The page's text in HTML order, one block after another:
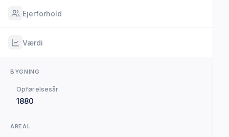
Ejerforhold
Værdi
BYGNING
Opførelsesår
1880
AREAL